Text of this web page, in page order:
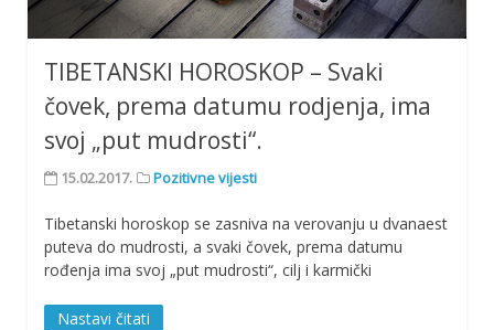
TIBETANSKI HOROSKOP – Svaki
čovek, prema datumu rodjenja, ima
svoj „put mudrosti“.
15.02.2017. Pozitivne vijesti
Tibetanski horoskop se zasniva na verovanju u dvanaest
puteva do mudrosti, a svaki čovek, prema datumu
rođenja ima svoj „put mudrosti“, cilj i karmički
Nastavi čitati